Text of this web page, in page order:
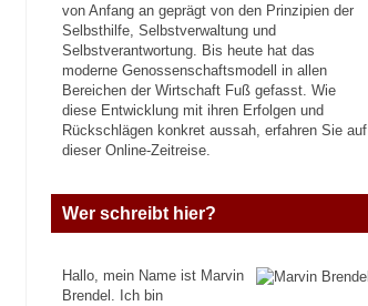
von Anfang an geprägt von den Prinzipien der
Selbsthilfe, Selbstverwaltung und
Selbstverantwortung. Bis heute hat das
moderne Genossenschaftsmodell in allen
Bereichen der Wirtschaft Fuß gefasst. Wie
diese Entwicklung mit ihren Erfolgen und
Rückschlägen konkret aussah, erfahren Sie auf
dieser Online-Zeitreise.
Wer schreibt hier?
Hallo, mein Name ist Marvin
Brendel. Ich bin